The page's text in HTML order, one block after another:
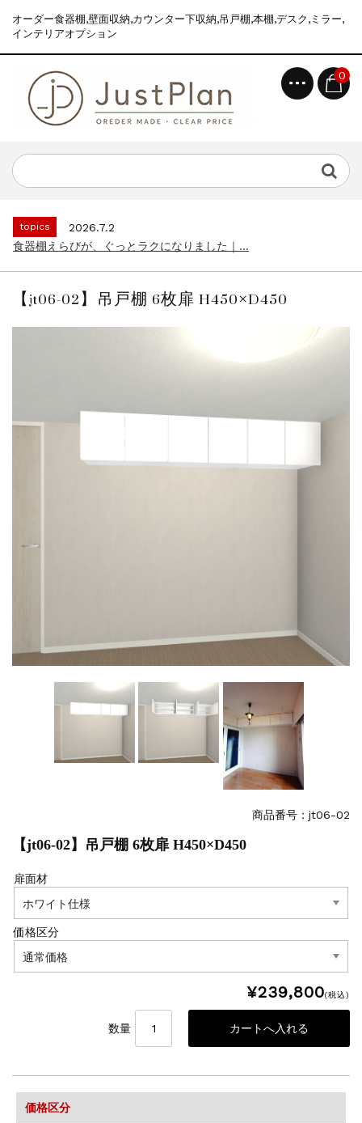
オーダー食器棚,壁面収納,カウンター下収納,吊戸棚,本棚,デスク,ミラー,
インテリアオプション
0
食器棚えらびが、ぐっとラクになりました｜...
news
2026.8.6
topics
2026.7.2
食器棚えらびが、ぐっとラクになりました｜...
topics
2026.7.2
【jt06-02】吊戸棚 6枚扉 H450×D450
商品番号：jt06-02
【jt06-02】吊戸棚 6枚扉 H450×D450
扉面材
価格区分
¥239,800(税込)
数量
価格区分